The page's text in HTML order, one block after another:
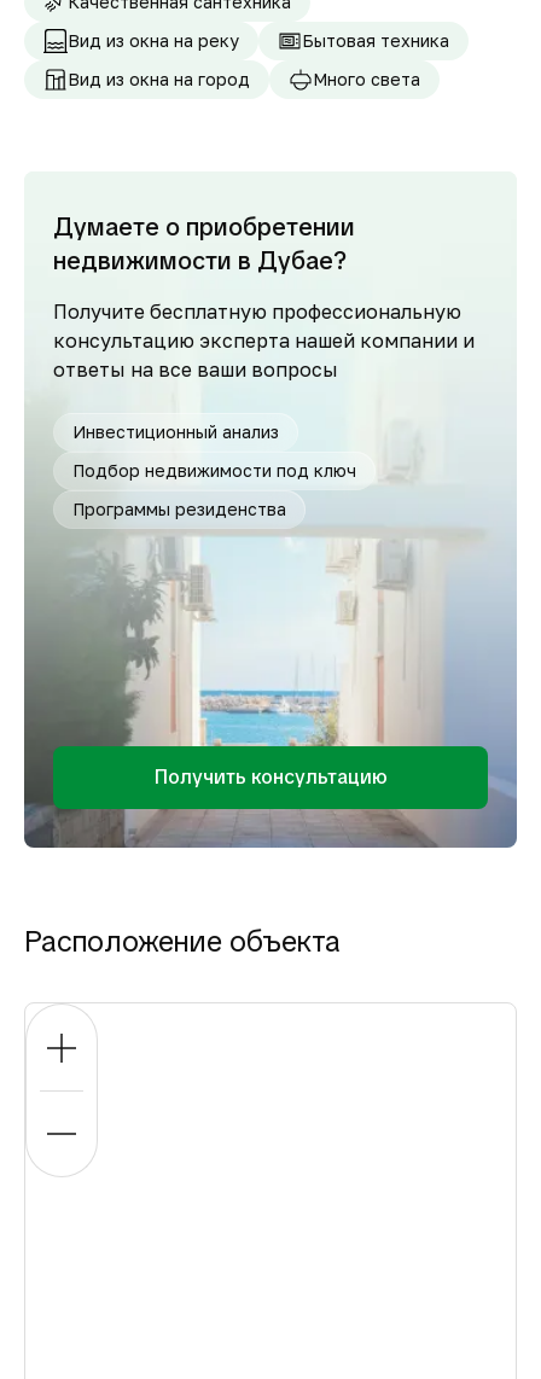
Вид из окна на реку
Бытовая техника
Вид из окна на город
Много света
Думаете о приобретении
недвижимости в Дубае?
Получите бесплатную профессиональную
консультацию эксперта нашей компании и
ответы на все ваши вопросы
Инвестиционный анализ
Подбор недвижимости под ключ
Программы резиденства
Получить консультацию
Расположение объекта